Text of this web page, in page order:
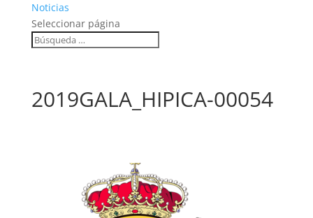
Noticias
Seleccionar página
2019GALA_HIPICA-00054